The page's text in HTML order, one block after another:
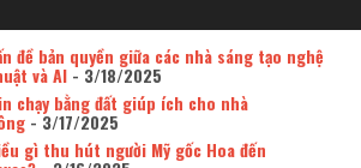
đề bản quyền giữa các nhà sáng tạo nghệ
và AI- 3/18/2025
chạy bằng đất giúp ích cho nhà
- 3/17/2025
gì thu hút người Mỹ gốc Hoa đến